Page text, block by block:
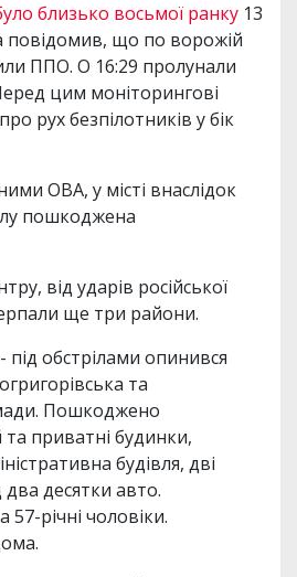
близько восьмої ранку 13
повідомив, що по ворожій
ППО. О 16:29 пролунали
цим моніторингові
рух безпілотників у бік
ОВА, у місті внаслідок
пошкоджена
від ударів російської
ще три райони.
обстрілами опинився
та
Пошкоджено
приватні будинки,
будівля, дві
десятки авто.
річні чоловіки.